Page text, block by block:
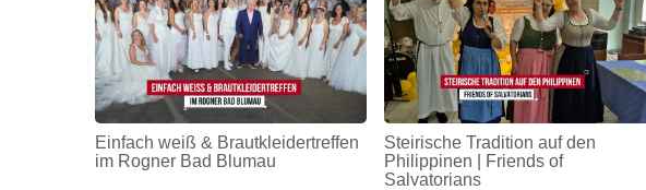
Einfach weiß & Brautkleidertreffen
im Rogner Bad Blumau
Steirische Tradition auf den
Philippinen | Friends of
Salvatorians